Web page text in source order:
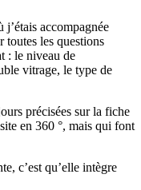
j’étais accompagnée
toutes les questions
: le niveau de
vitrage, le type de
précisées sur la fiche
en 360 °, mais qui font
c’est qu’elle intègre